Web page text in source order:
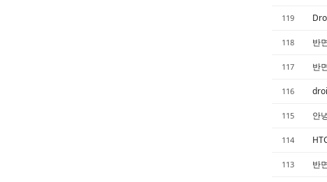
119
118 반
117 반
116
115 안
114
113 반